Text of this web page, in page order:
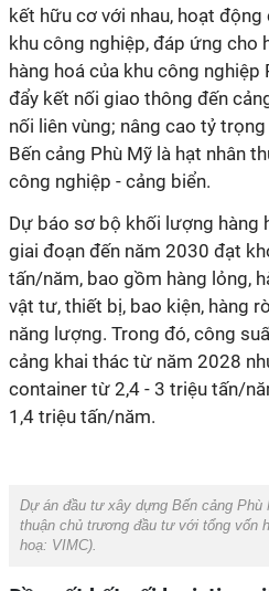
kết hữu cơ với nhau, hoạt
khu công nghiệp, đáp ứng cho
hàng hoá của khu công
đẩy kết nối giao thông đến
nối liên vùng; nâng cao tỷ
Bến cảng Phù Mỹ là hạt nhân
công nghiệp - cảng biển.
Dự báo sơ bộ khối lượng hàng
giai đoạn đến năm 2030 đạt
tấn/năm, bao gồm hàng lỏng,
vật tư, thiết bị, bao kiện, hàng
năng lượng. Trong đó, công
cảng khai thác từ năm 2028
container từ 2,4 - 3 triệu tấn/
1,4 triệu tấn/năm.
Dự án đầu tư xây dựng Bến cảng
thuận chủ trương đầu tư với tổng vốn
hoạ: VIMC).